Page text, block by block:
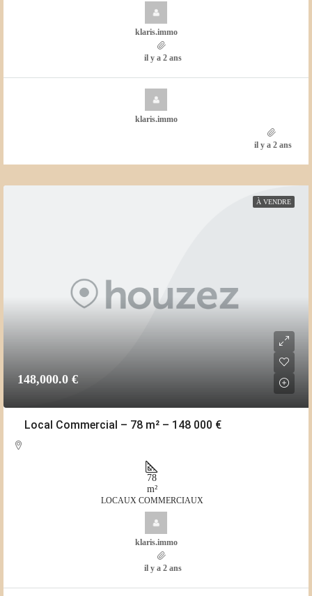
klaris.immo
il y a 2 ans
klaris.immo
il y a 2 ans
À VENDRE
148,000.0 €
Local Commercial – 78 m² – 148 000 €
78
m²
LOCAUX COMMERCIAUX
klaris.immo
il y a 2 ans